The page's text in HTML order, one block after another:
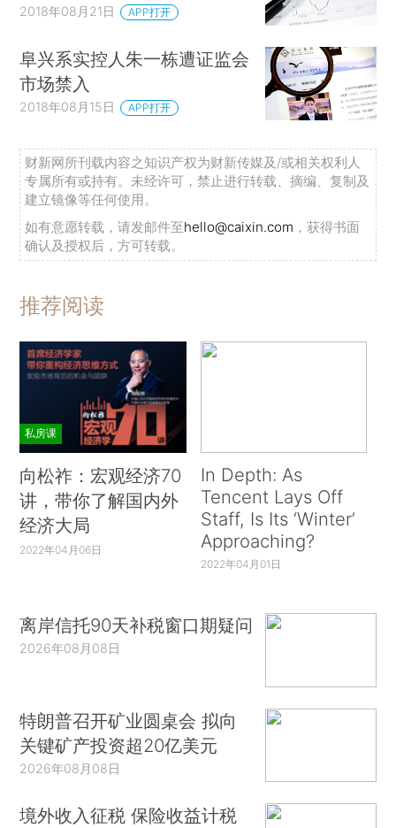
2018年08月21日 APP打开
阜兴系实控人朱一栋遭证监会
市场禁入
2018年08月15日 APP打开
财新网所刊载内容之知识产权为财新传媒及/或相关权利人
专属所有或持有。未经许可，禁止进行转载、摘编、复制及
建立镜像等任何使用。
如有意愿转载，请发邮件至hello@caixin.com ，获得书面
确认及授权后，方可转载。
推荐阅读
私房课
向松祚：宏观经济70
讲，带你了解国内外
经济大局
2022年04月06日
In Depth: As
Tencent Lays Off
Staff, Is Its ‘Winter’
Approaching?
2022年04月01日
离岸信托90天补税窗口期疑问
2026年08月08日
特朗普召开矿业圆桌会 拟向
关键矿产投资超20亿美元
2026年08月08日
境外收入征税 保险收益计税